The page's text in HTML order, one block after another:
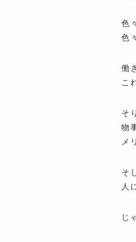
色
色
働
こ
そ
物
メ
そ
人
じ